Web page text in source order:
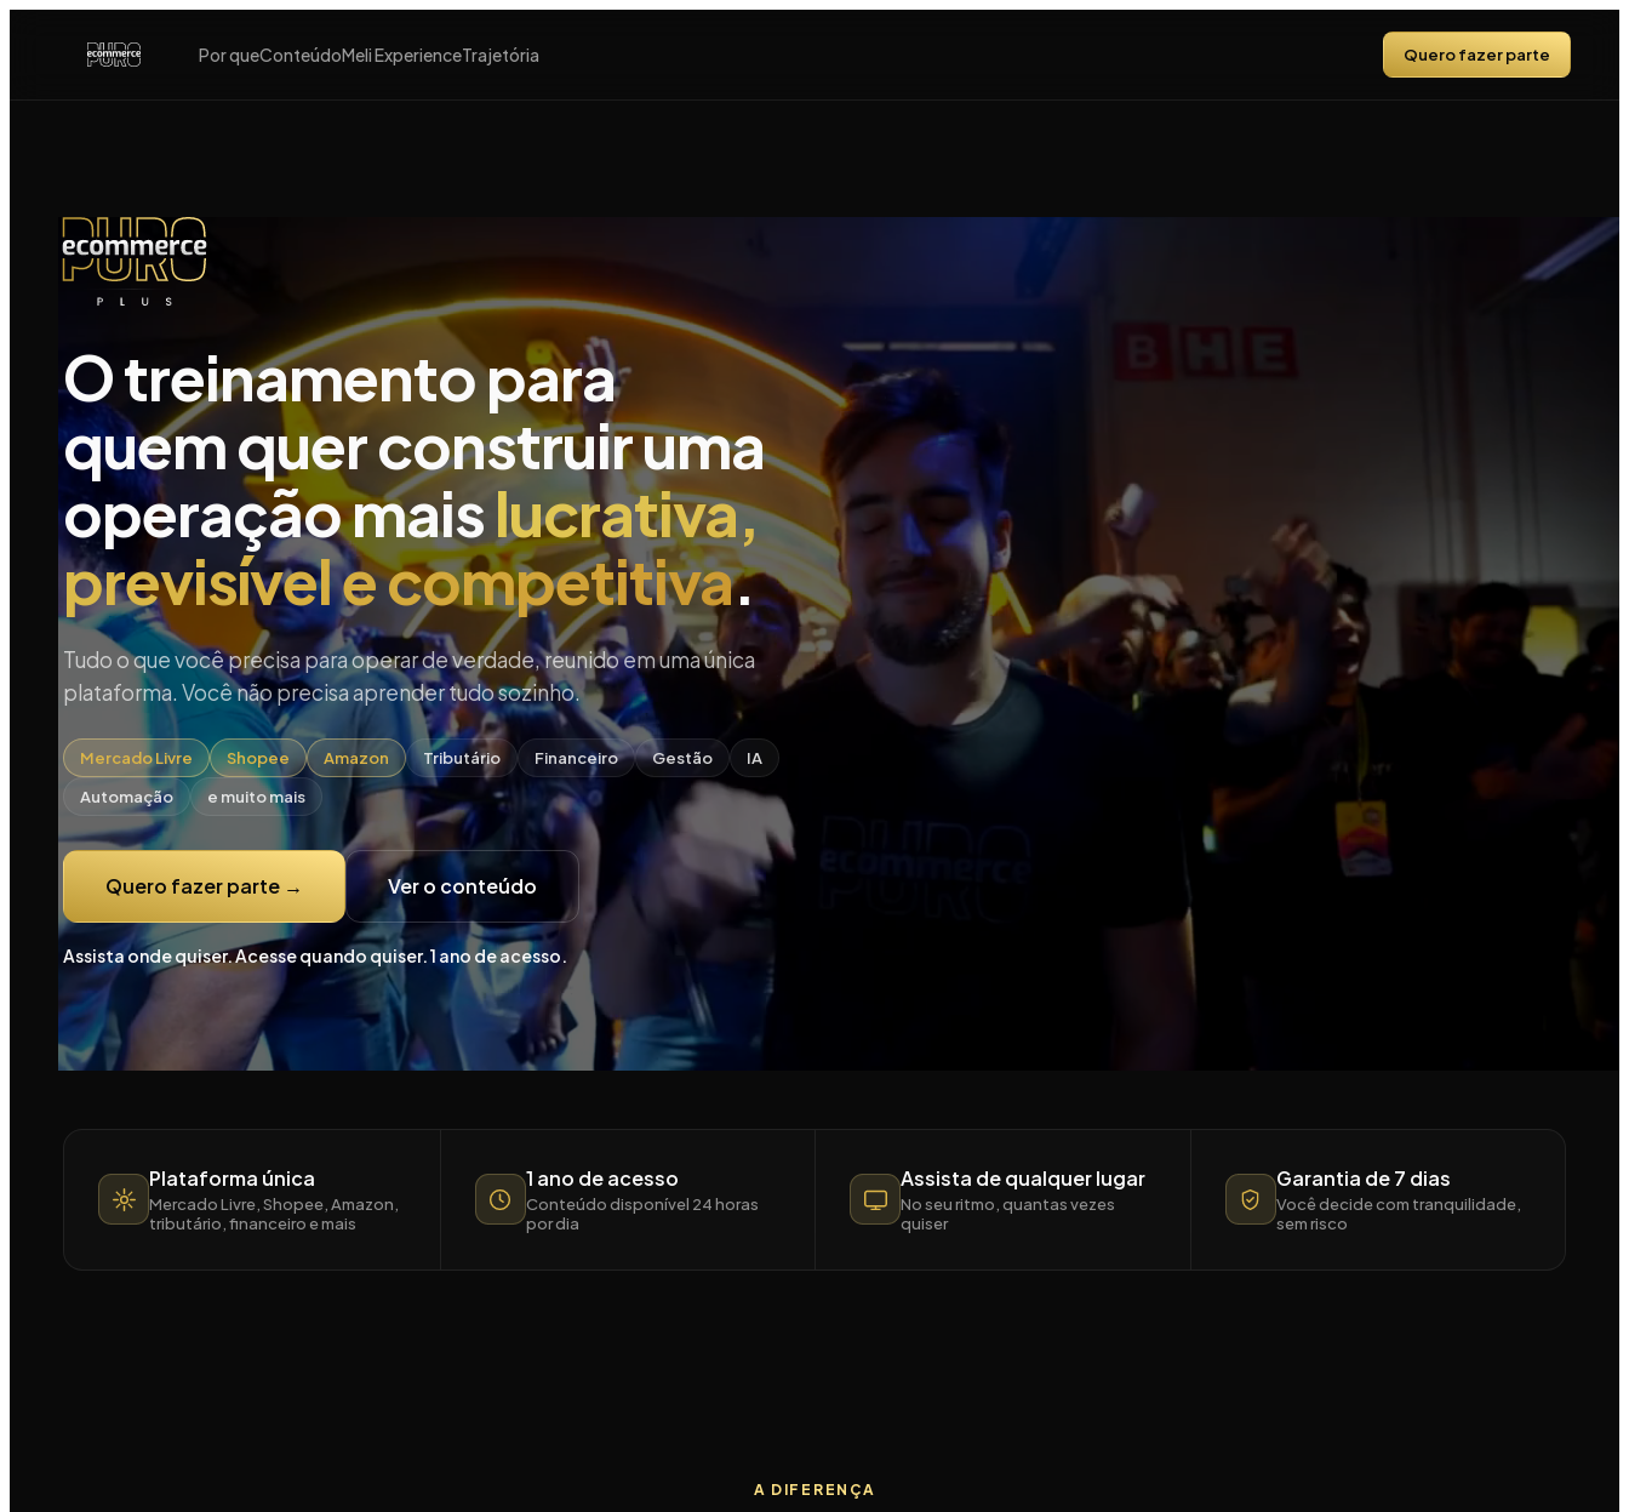
Por queConteúdoMeli ExperienceTrajetória Quero fazer parte
Ecommerce
Puro
Plus
O treinamento para
quem quer construir uma
operação maislucrativa,
previsível e competitiva.
Tudo o que você precisa para operar de verdade, reunido em uma única
plataforma. Você não precisa aprender tudo sozinho.
Mercado Livre Shopee Amazon Tributário Financeiro Gestão
IA
Automação
e muito mais
Quero fazer parte → Ver o conteúdo
Assista onde quiser. Acesse quando quiser. 1 ano de acesso.
Plataforma única
Mercado Livre, Shopee, Amazon,
tributário, financeiro e mais
1 ano de acesso
Conteúdo disponível 24 horas
por dia
Assista de qualquer lugar
No seu ritmo, quantas vezes
quiser
Garantia de 7 dias
Você decide com tranquilidade,
sem risco
A DIFERENÇA